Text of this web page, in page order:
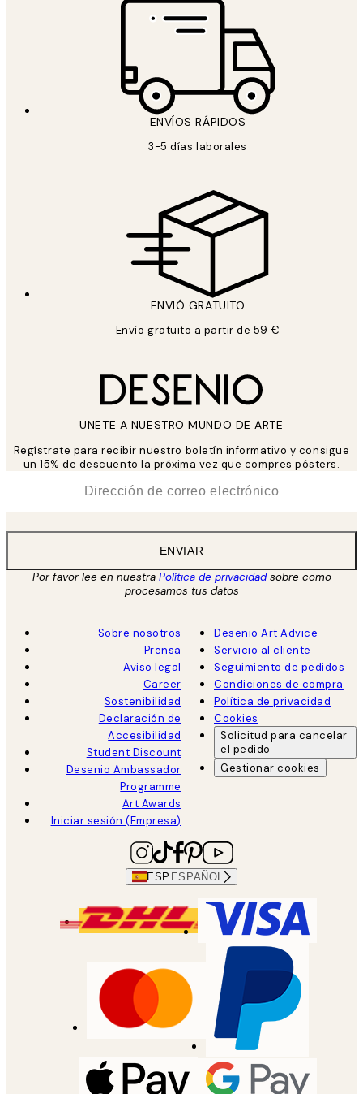
ENVÍOS RÁPIDOS
3-5 días laborales
ENVIÓ GRATUITO
Envío gratuito a partir de 59 €
UNETE A NUESTRO MUNDO DE ARTE
Regístrate para recibir nuestro boletín informativo y consigue
un 15% de descuento la próxima vez que compres pósters.
ENVIAR
Por favor lee en nuestra Política de privacidadsobre como
procesamos tus datos
Sobre nosotros
Prensa
Aviso legal
Career
Sostenibilidad
Declaración de
Accesibilidad
Student Discount
Desenio Ambassador
Programme
Art Awards
Iniciar sesión (Empresa)
Desenio Art Advice
Servicio al cliente
Seguimiento de pedidos
Condiciones de compra
Política de privacidad
Cookies
Solicitud para cancelar
el pedido
Gestionar cookies
ESP ESPAÑOL